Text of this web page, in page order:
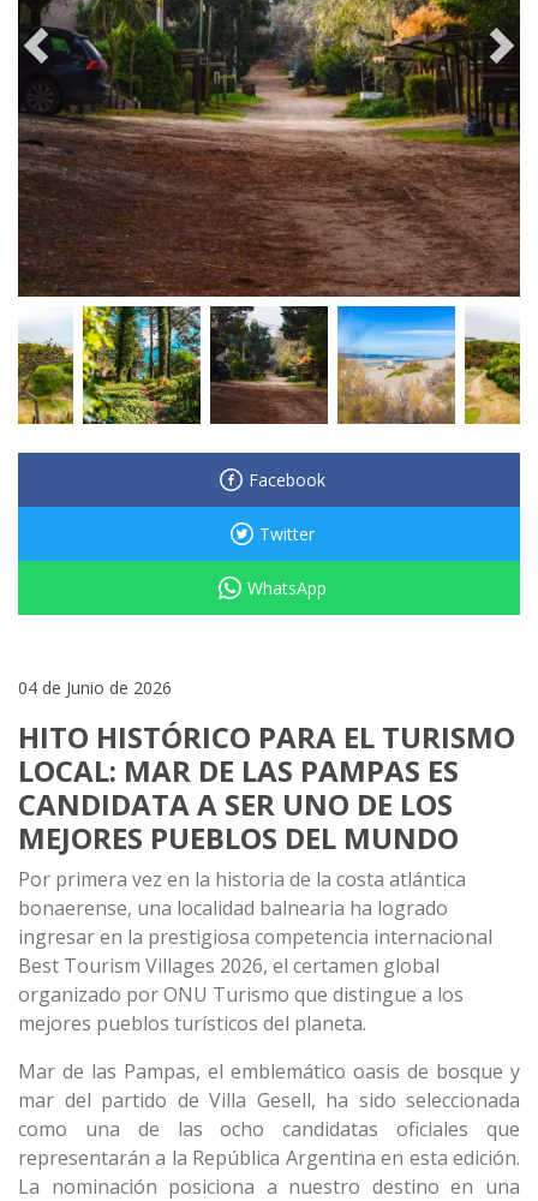
Facebook
Twitter
WhatsApp
04 de Junio de 2026
HITO HISTÓRICO PARA EL TURISMO
LOCAL: MAR DE LAS PAMPAS ES
CANDIDATA A SER UNO DE LOS
MEJORES PUEBLOS DEL MUNDO
Por primera vez en la historia de la costa atlántica
bonaerense, una localidad balnearia ha logrado
ingresar en la prestigiosa competencia internacional
Best Tourism Villages 2026, el certamen global
organizado por ONU Turismo que distingue a los
mejores pueblos turísticos del planeta.
Mar de las Pampas, el emblemático oasis de bosque y
mar del partido de Villa Gesell, ha sido seleccionada
como una de las ocho candidatas oficiales que
representarán a la República Argentina en esta edición.
La nominación posiciona a nuestro destino en una